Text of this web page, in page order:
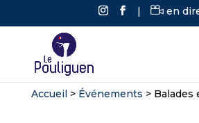
| en
Accueil> Événements > Balades